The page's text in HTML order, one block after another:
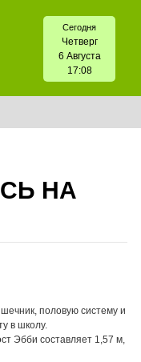
Сегодня
Четверг
6 Августа
17:08
НА
половую систему и
в школу.
Эбби составляет 1,57 м,